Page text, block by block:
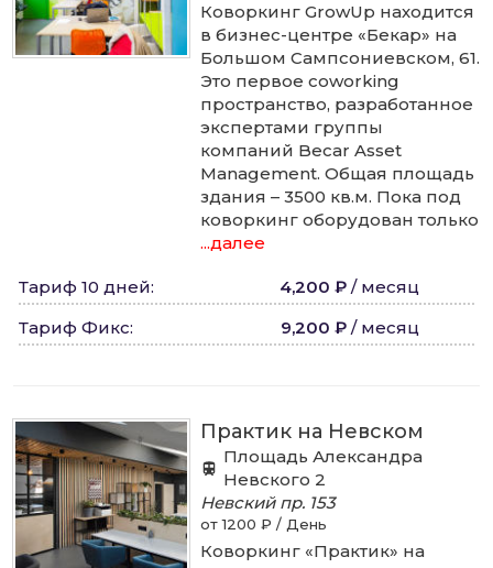
Коворкинг GrowUp находится
в бизнес-центре «Бекар» на
Большом Сампсониевском, 61.
Это первое coworking
пространство, разработанное
экспертами группы
компаний Becar Asset
Management. Общая площадь
здания – 3500 кв.м. Пока под
коворкинг оборудован только
...далее
Тариф 10 дней: 4,200 ₽ / месяц
Тариф Фикс: 9,200 ₽ / месяц
Практик на Невском
Площадь Александра
Невского 2
Невский пр. 153
от 1200 ₽ / День
Коворкинг «Практик» на